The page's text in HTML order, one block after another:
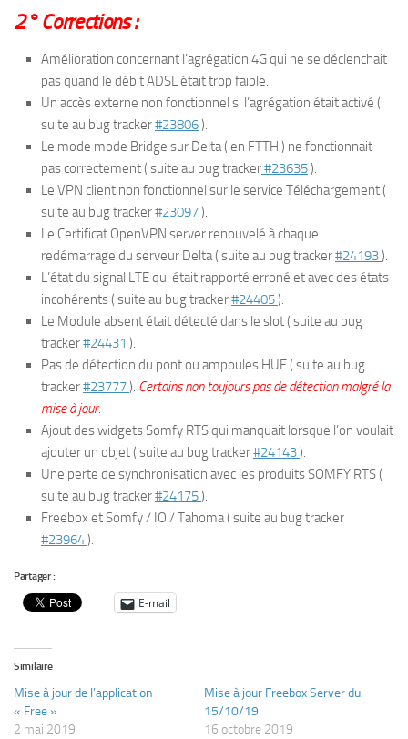
2° Corrections :
Amélioration concernant l’agrégation 4G qui ne se déclenchait
pas quand le débit ADSL était trop faible.
Un accès externe non fonctionnel si l’agrégation était activé (
suite au bug tracker#23806 ).
Le mode mode Bridge sur Delta ( en FTTH ) ne fonctionnait
pas correctement ( suite au bug tracker#23635 ).
Le VPN client non fonctionnel sur le service Téléchargement (
suite au bug tracker#23097 ).
Le Certificat OpenVPN server renouvelé à chaque
redémarrage du serveur Delta ( suite au bug tracker#24193 ).
L’état du signal LTE qui était rapporté erroné et avec des états
incohérents ( suite au bug tracker#24405 ).
Le Module absent était détecté dans le slot ( suite au bug
tracker#24431 ).
Pas de détection du pont ou ampoules HUE ( suite au bug
tracker#23777 ). Certains non toujours pas de détection malgré la
mise à jour.
Ajout des widgets Somfy RTS qui manquait lorsque l’on voulait
ajouter un objet ( suite au bug tracker#24143 ).
Une perte de synchronisation avec les produits SOMFY RTS (
suite au bug tracker#24175 ).
Freebox et Somfy / IO / Tahoma ( suite au bug tracker
#23964 ).
Partager :
E-mail
Similaire
Mise à jour de l’application
« Free »
2 mai 2019
Mise à jour Freebox Server du
15/10/19
16 octobre 2019